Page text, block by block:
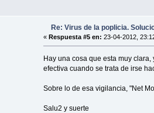
Re: Virus de la poplicia.
«Respuesta #5 en: 23-04-2012,
Hay una cosa que esta muy
efectiva cuando se trata de irse
Sobre lo de esa vigilancia, "Net
Salu2 y suerte